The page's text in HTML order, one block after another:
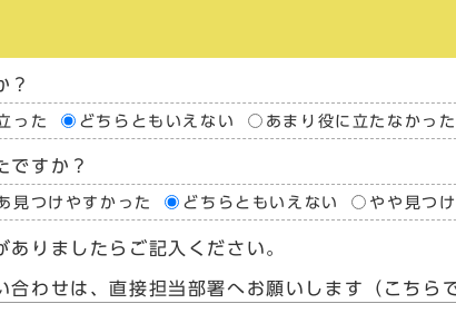
？
った どちらともいえない あまり役に立たなかった
ですか？
見つけやすかった どちらともいえない やや見つ
りましたらご記入ください。
合わせは、直接担当部署へお願いします（こちら